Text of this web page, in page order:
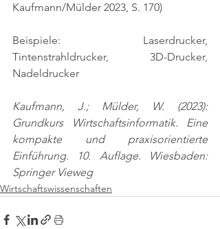
Kaufmann/Mülder 2023, S. 170)
Beispiele: Laserdrucker,
Tintenstrahldrucker, 3D-Drucker,
Nadeldrucker
Kaufmann, J.; Mülder, W. (2023):
Grundkurs Wirtschaftsinformatik. Eine
kompakte und praxisorientierte
Einführung. 10. Auflage. Wiesbaden:
Springer Vieweg
Wirtschaftswissenschaften